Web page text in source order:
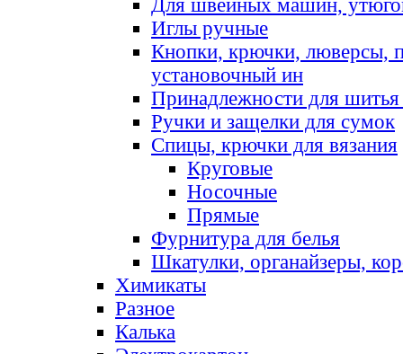
Для швейных машин,
Иглы ручные
Кнопки, крючки, люверсы,
установочный ин
Принадлежности для шитья
Ручки и защелки для сумок
Спицы, крючки для вязания
Круговые
Носочные
Прямые
Фурнитура для белья
Шкатулки, органайзеры,
Химикаты
Разное
Калька